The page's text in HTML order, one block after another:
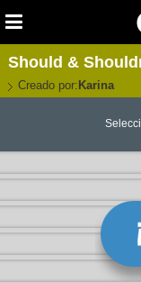
Should &
Creado por: Karina